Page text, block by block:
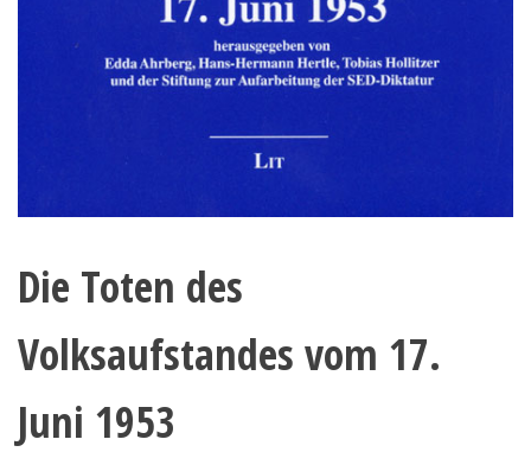
Die Toten des
Volksaufstandes vom 17.
Juni 1953